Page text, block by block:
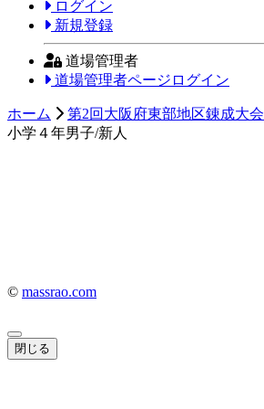
ログイン
新規登録
道場管理者
道場管理者ページログイン
ホーム 第2回大阪府東部地区錬成大会
小学４年男子/新人
© massrao.com
閉じる